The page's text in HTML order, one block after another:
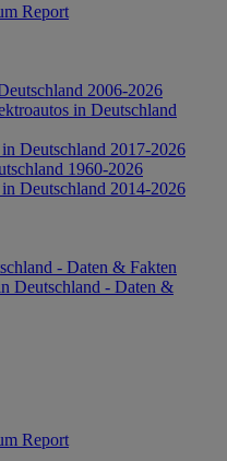
Report
2006-2026
in Deutschland
Deutschland 2017-2026
1960-2026
Deutschland 2014-2026
- Daten & Fakten
Deutschland - Daten &
Report